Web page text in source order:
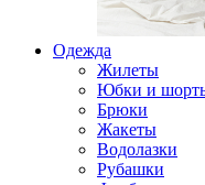
Одежда
Жилеты
Юбки и
Брюки
Жакеты
Водолазки
Рубашки